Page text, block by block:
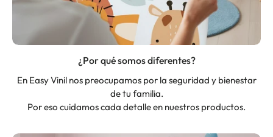
¿Por qué somos diferentes?
En Easy Vinil nos preocupamos por la seguridad y bienestar
de tu familia.
Por eso cuidamos cada detalle en nuestros productos.